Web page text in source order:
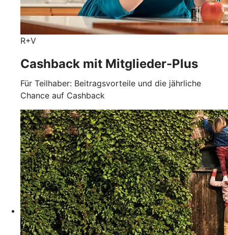
R+V
Cashback mit Mitglieder-Plus
Für Teilhaber: Beitragsvorteile und die jährliche
Chance auf Cashback